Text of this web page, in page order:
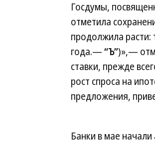
Госдумы,
отметила
продолжила расти:
года.—“Ъ”)»,—
ставки, прежде
рост спроса на
предложения,
Банки в мае начали